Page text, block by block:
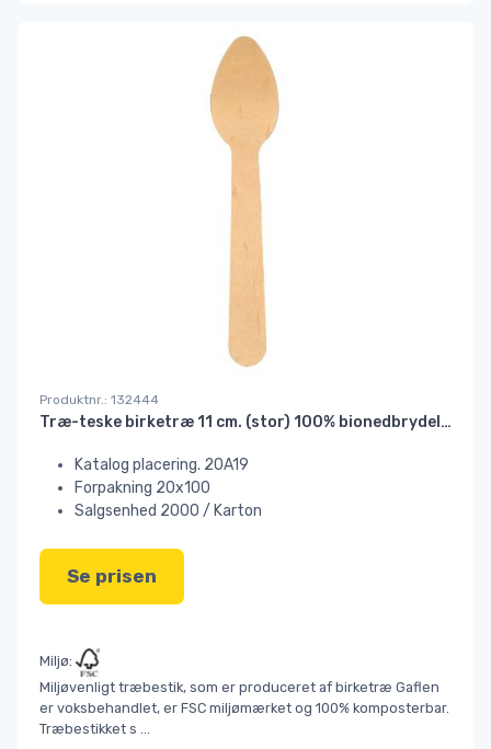
Produktnr.: 132444
Træ-teske birketræ 11 cm. (stor) 100% bionedbrydelig#
Katalog placering. 20A19
Forpakning 20x100
Salgsenhed 2000 / Karton
Se prisen
Miljø:
Miljøvenligt træbestik, som er produceret af birketræ Gaflen
er voksbehandlet, er FSC miljømærket og 100% komposterbar.
Træbestikket s